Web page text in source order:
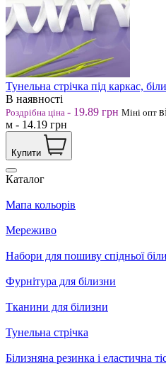
Тунельна стрічка під каркас,
В наявності
Роздрібна ціна - 19.89 грн Міні опт
м - 14.19 грн
Купити
Каталог
Мапа кольорів
Мереживо
Набори для пошиву спідньої
Фурнітура для білизни
Тканини для білизни
Тунельна стрічка
Білизняна резинка і еластична